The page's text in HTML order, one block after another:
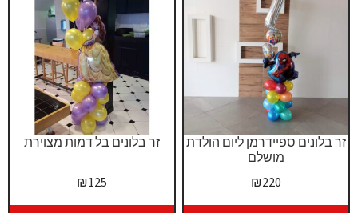
זר בלונים בל דמות מצוירת
₪125
זר בלונים ספיידרמן ליום הולדת
מושלם
₪220